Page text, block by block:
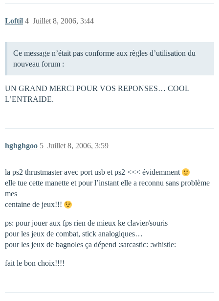
Loftil Juillet 8, 2006, 3:44
4
Ce message n’était pas conforme aux règles d’utilisation du
nouveau forum :
UN GRAND MERCI POUR VOS REPONSES… COOL
L’ENTRAIDE.
hghghgoo Juillet 8, 2006, 3:59
5
la ps2 thrustmaster avec port usb et ps2 <<< évidemment
elle tue cette manette et pour l’instant elle a reconnu sans problème
mes
centaine de jeux!!!
ps: pour jouer aux fps rien de mieux ke clavier/souris
pour les jeux de combat, stick analogiques…
pour les jeux de bagnoles ça dépend :sarcastic: :whistle:
fait le bon choix!!!!